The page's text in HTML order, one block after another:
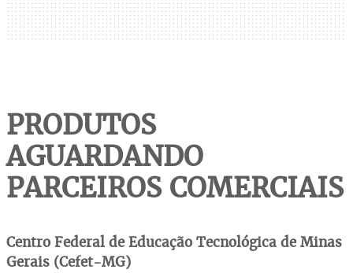
PRODUTOS
AGUARDANDO
PARCEIROS COMERCIAIS
Centro Federal de Educação Tecnológica de Minas
Gerais (Cefet-MG)